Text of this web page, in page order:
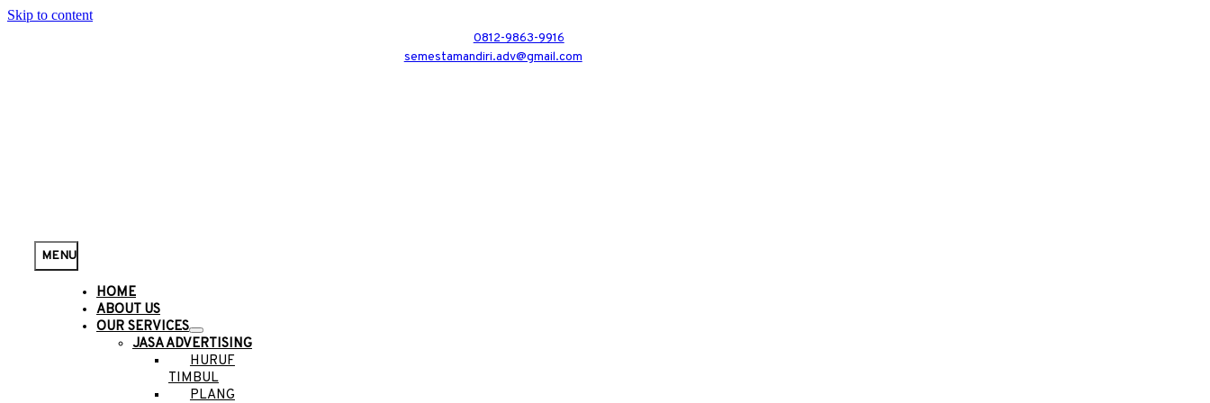
Skip to content
0812-9863-9916
semestamandiri.adv@gmail.com
MENU
HOME
ABOUT US
OUR SERVICES
JASA ADVERTISING
HURUF
TIMBUL
PLANG